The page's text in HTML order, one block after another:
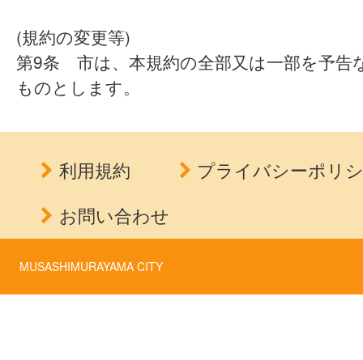
(規約の変更等)
第9条 市は、本規約の全部又は一部を予告
ものとします。
利用規約
プライバシーポリ
お問い合わせ
MUSASHIMURAYAMA CITY